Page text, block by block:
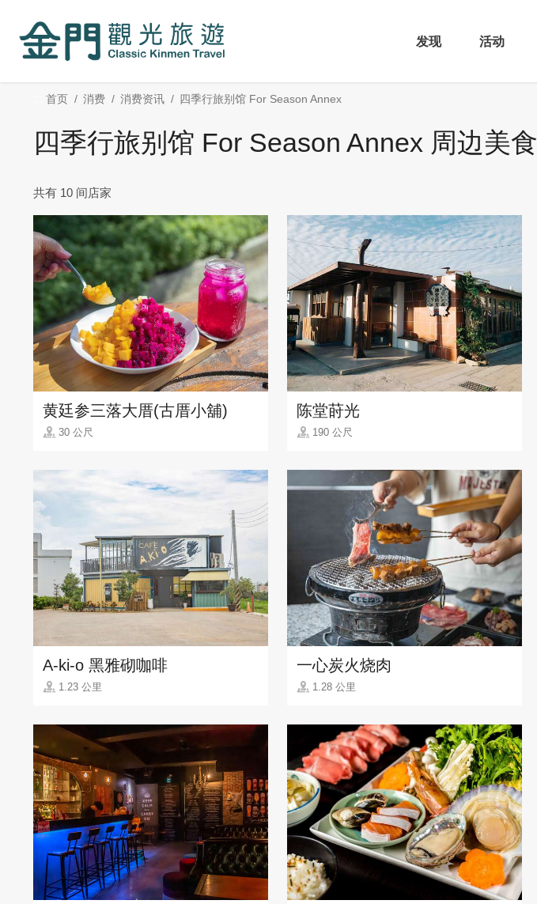
内
发现
活动
首页 消费 消费资讯 四季行旅别馆 For Season Annex
四季行旅别馆 For Season Annex 周边美食
共有 10 间店家
黄廷参三落大厝(古厝小舖)
30 公尺
陈堂莳光
190 公尺
A-ki-o 黑雅砌咖啡
1.23 公里
一心炭火烧肉
1.28 公里